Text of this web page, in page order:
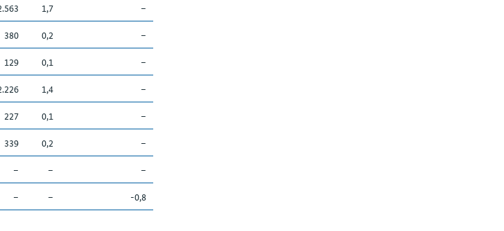
1,7
–
380 0,2
–
129 0,1
–
1,4
–
227 0,1
–
339 0,2
–
– –
–
– – -0,8